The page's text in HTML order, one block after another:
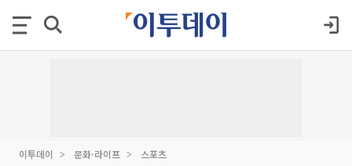
이투데이 문화·라이프 스포츠